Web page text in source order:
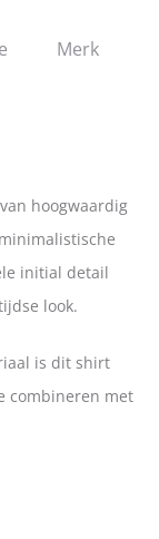
Merk
hoogwaardig
initial detail
look.
is dit shirt
combineren met